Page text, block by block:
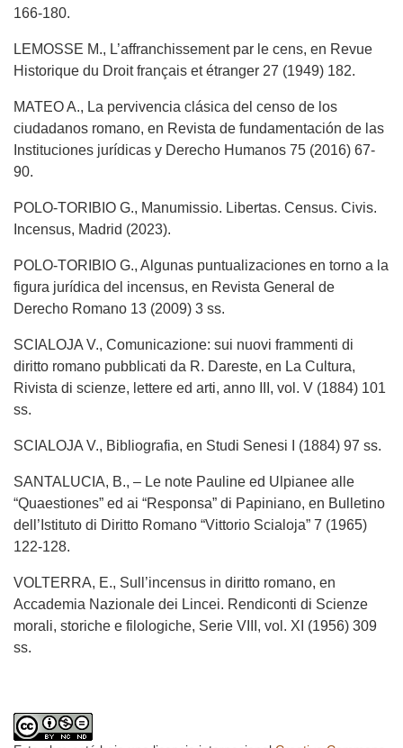
166-180.
LEMOSSE M., L’affranchissement par le cens, en Revue
Historique du Droit français et étranger 27 (1949) 182.
MATEO A., La pervivencia clásica del censo de los
ciudadanos romano, en Revista de fundamentación de las
Instituciones jurídicas y Derecho Humanos 75 (2016) 67-
90.
POLO-TORIBIO G., Manumissio. Libertas. Census. Civis.
Incensus, Madrid (2023).
POLO-TORIBIO G., Algunas puntualizaciones en torno a la
figura jurídica del incensus, en Revista General de
Derecho Romano 13 (2009) 3 ss.
SCIALOJA V., Comunicazione: sui nuovi frammenti di
diritto romano pubblicati da R. Dareste, en La Cultura,
Rivista di scienze, lettere ed arti, anno III, vol. V (1884) 101
ss.
SCIALOJA V., Bibliografia, en Studi Senesi I (1884) 97 ss.
SANTALUCIA, B., – Le note Pauline ed Ulpianee alle
“Quaestiones” ed ai “Responsa” di Papiniano, en Bulletino
dell’Istituto di Diritto Romano “Vittorio Scialoja” 7 (1965)
122-128.
VOLTERRA, E., Sull’incensus in diritto romano, en
Accademia Nazionale dei Lincei. Rendiconti di Scienze
morali, storiche e filologiche, Serie VIII, vol. XI (1956) 309
ss.